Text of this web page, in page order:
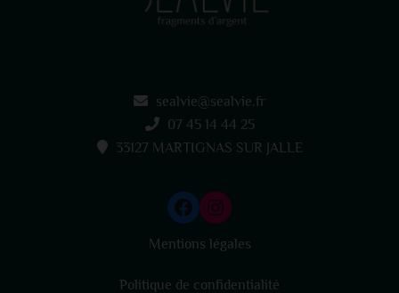
sealvie@sealvie.fr
07 45 14 44 25
33127 MARTIGNAS SUR JALLE
Mentions légales
Politique de confidentialité